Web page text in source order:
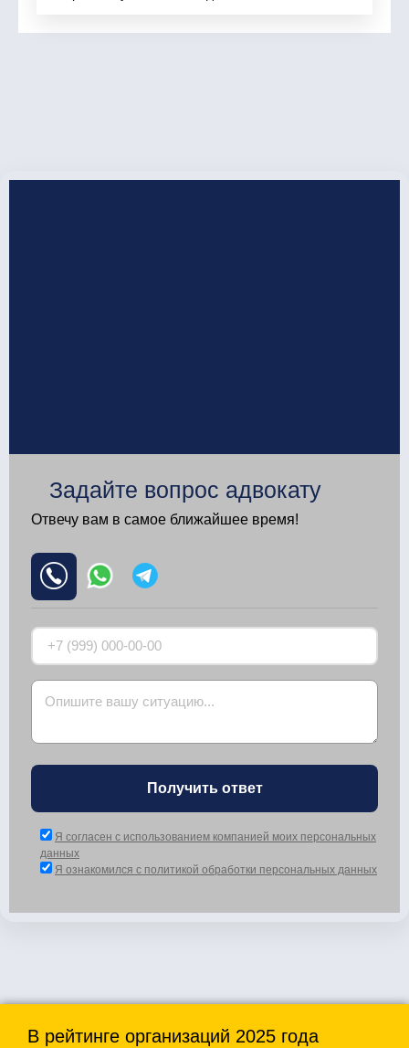
Задайте вопрос адвокату
Отвечу вам в самое ближайшее время!
Получить ответ
Я согласен с использованием компанией моих персональных
данных
Я ознакомился с политикой обработки персональных данных
В рейтинге организаций 2025 года